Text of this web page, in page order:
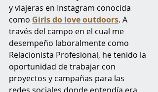
y viajeras en Instagram conocida
como Girls do love outdoors. A
través del campo en el cual me
desempeño laboralmente como
Relacionista Profesional, he tenido la
oportunidad de trabajar con
proyectos y campañas para las